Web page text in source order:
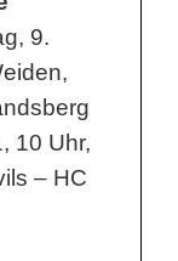
9.
10 Uhr,
– HC